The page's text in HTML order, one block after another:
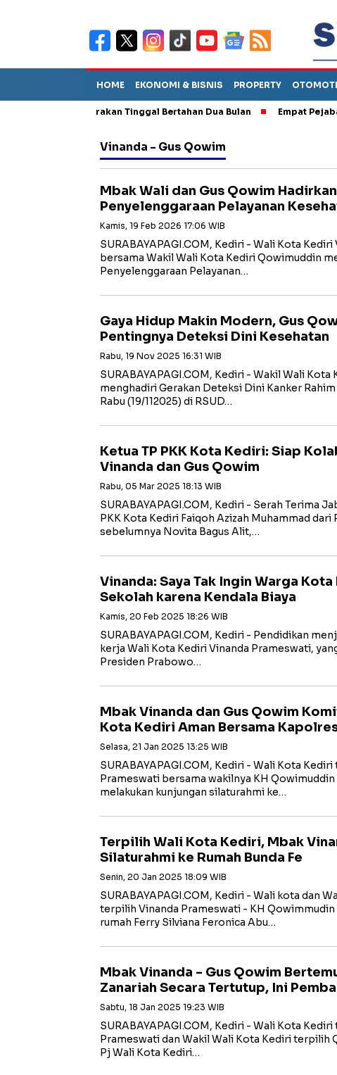
HOME EKONOMI & BISNIS PROPERTY
TPA Diperkirakan Tinggal Bertahan Dua Bulan Empat Pejabat
Vinanda - Gus Qowim
Mbak Wali dan Gus Qowim
Penyelenggaraan Pelayanan
Kamis, 19 Feb 2026 17:06 WIB
SURABAYAPAGI.COM, Kediri - Wali Kota
bersama Wakil Wali Kota Kediri Qowimuddin
Penyelenggaraan Pelayanan…
Gaya Hidup Makin Modern, Gus
Pentingnya Deteksi Dini Kesehatan
Rabu, 19 Nov 2025 16:31 WIB
SURABAYAPAGI.COM, Kediri - Wakil Wali
menghadiri Gerakan Deteksi Dini Kanker Rahim
Rabu (19/112025) di RSUD…
Ketua TP PKK Kota Kediri: Siap
Vinanda dan Gus Qowim
Rabu, 05 Mar 2025 18:13 WIB
SURABAYAPAGI.COM, Kediri - Serah Terima
PKK Kota Kediri Faiqoh Azizah Muhammad dari
sebelumnya Novita Bagus Alit,…
Vinanda: Saya Tak Ingin Warga
Sekolah karena Kendala Biaya
Kamis, 20 Feb 2025 18:26 WIB
SURABAYAPAGI.COM, Kediri - Pendidikan
kerja Wali Kota Kediri Vinanda Prameswati,
Presiden Prabowo…
Mbak Vinanda dan Gus Qowim
Kota Kediri Aman Bersama
Selasa, 21 Jan 2025 13:25 WIB
SURABAYAPAGI.COM, Kediri - Wali Kota
Prameswati bersama wakilnya KH Qowimuddin
melakukan kunjungan silaturahmi ke…
Terpilih Wali Kota Kediri, Mbak
Silaturahmi ke Rumah Bunda Fe
Senin, 20 Jan 2025 18:09 WIB
SURABAYAPAGI.COM, Kediri - Wali kota dan
terpilih Vinanda Prameswati - KH
rumah Ferry Silviana Feronica Abu…
Mbak Vinanda - Gus Qowim
Zanariah Secara Tertutup, Ini
Sabtu, 18 Jan 2025 19:23 WIB
SURABAYAPAGI.COM, Kediri - Wali Kota
Prameswati dan Wakil Wali Kota Kediri terpilih
Pj Wali Kota Kediri…